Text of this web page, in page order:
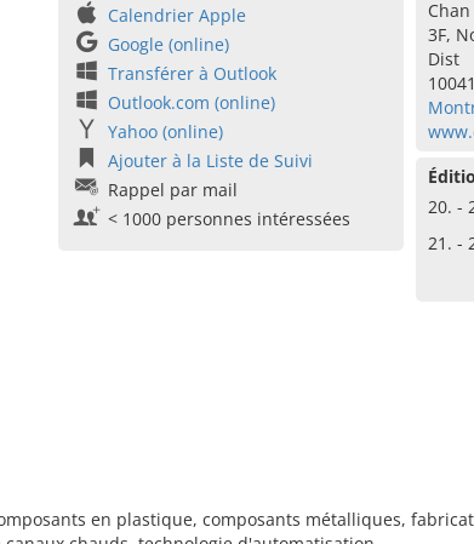
Calendrier Apple
Google (online)
Transférer à Outlook
Outlook.com (online)
Yahoo (online)
Ajouter à la Liste de Suivi
Rappel par mail
< 1000 personnes intéressées
3F,
Dist
20. -
21. -
en plastique, composants métalliques,